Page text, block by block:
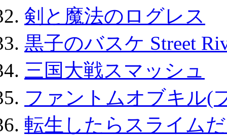
剣と魔法のログレス
黒子のバスケ Street
三国大戦スマッシュ
ファントムオブキル(
転生したらスライム